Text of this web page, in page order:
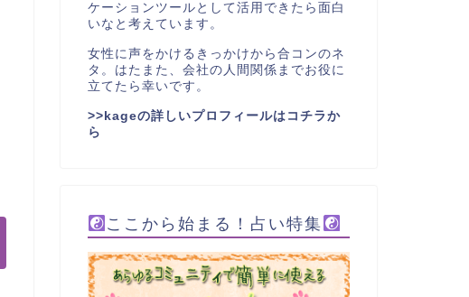
ケーションツールとして活用できたら面白
いなと考えています。
女性に声をかけるきっかけから合コンのネ
タ。はたまた、会社の人間関係までお役に
立てたら幸いです。
>>kageの詳しいプロフィールはコチラか
ら
ここから始まる！占い特集